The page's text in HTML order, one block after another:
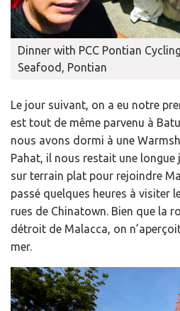
Dinner with PCC Pontian
Seafood, Pontian
Le jour suivant, on a eu notre
est tout de même parvenu à
nous avons dormi à une
Pahat, il nous restait une longue
sur terrain plat pour rejoindre
passé quelques heures à visiter
rues de Chinatown. Bien que la
détroit de Malacca, on
mer.